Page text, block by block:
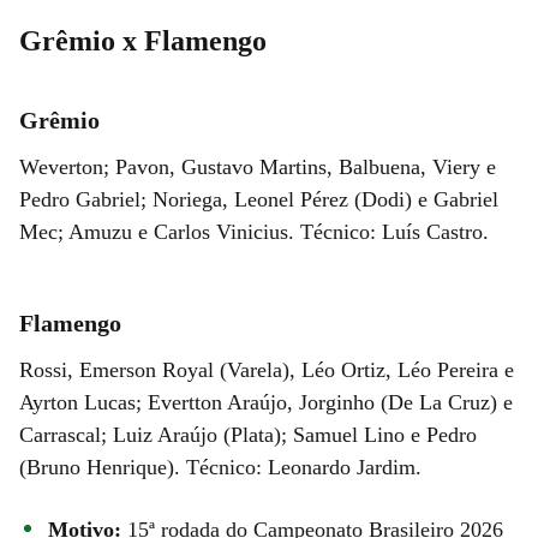
Grêmio x Flamengo
Grêmio
Weverton; Pavon, Gustavo Martins, Balbuena, Viery e
Pedro Gabriel; Noriega, Leonel Pérez (Dodi) e Gabriel
Mec; Amuzu e Carlos Vinicius. Técnico: Luís Castro.
Flamengo
Rossi, Emerson Royal (Varela), Léo Ortiz, Léo Pereira e
Ayrton Lucas; Evertton Araújo, Jorginho (De La Cruz) e
Carrascal; Luiz Araújo (Plata); Samuel Lino e Pedro
(Bruno Henrique). Técnico: Leonardo Jardim.
Motivo: 15ª rodada do Campeonato Brasileiro 2026